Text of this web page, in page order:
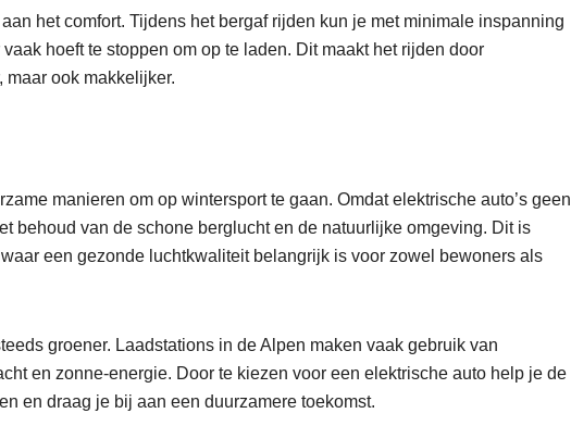
het comfort. Tijdens het bergaf rijden kun je met minimale inspanning
hoeft te stoppen om op te laden. Dit maakt het rijden door
maar ook makkelijker.
manieren om op wintersport te gaan. Omdat elektrische auto’s geen
behoud van de schone berglucht en de natuurlijke omgeving. Dit is
een gezonde luchtkwaliteit belangrijk is voor zowel bewoners als
groener. Laadstations in de Alpen maken vaak gebruik van
en zonne-energie. Door te kiezen voor een elektrische auto help je de
en draag je bij aan een duurzamere toekomst.